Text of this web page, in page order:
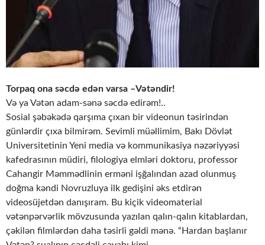
Torpaq ona səcdə edən varsa –Vətəndir!
Və ya Vətən adam-sənə səcdə edirəm!..
Sosial şəbəkədə qarşıma çıxan bir videonun təsirindən
günlərdir çıxa bilmirəm. Sevimli müəllimim, Bakı Dövlət
Universitetinin Yeni media və kommunikasiya nəzəriyyəsi
kafedrasının müdiri, filologiya elmləri doktoru, professor
Cahangir Məmmədlinin erməni işğalından azad olunmuş
doğma kəndi Novruzluya ilk gedişini əks etdirən
videosüjetdən danışıram. Bu kiçik videomaterial
vətənpərvərlik mövzusunda yazılan qalın-qalın kitablardan,
çəkilən filmlərdən daha təsirli gəldi mənə. “Hardan başlanır